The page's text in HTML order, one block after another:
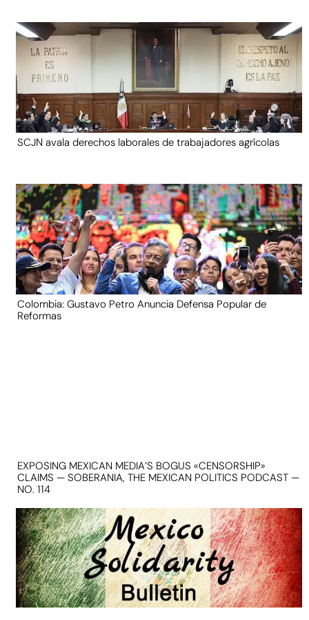
SCJN avala derechos laborales de trabajadores agrícolas
Colombia: Gustavo Petro Anuncia Defensa Popular de
Reformas
EXPOSING MEXICAN MEDIA’S BOGUS «CENSORSHIP»
CLAIMS — SOBERANIA, THE MEXICAN POLITICS PODCAST —
NO. 114